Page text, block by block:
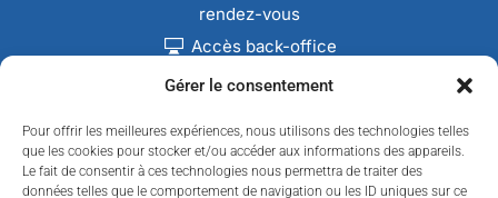
Gérer le consentement
Pour offrir les meilleures expériences, nous utilisons des technologies telles
que les cookies pour stocker et/ou accéder aux informations des appareils.
Le fait de consentir à ces technologies nous permettra de traiter des
données telles que le comportement de navigation ou les ID uniques sur ce
rendez-vous
Accès back-office